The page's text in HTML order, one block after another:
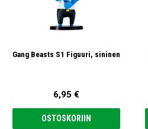
Gang Beasts S1 Figuuri, sininen
6,95 €
OSTOSKORIIN